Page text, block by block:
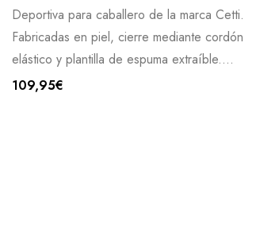
Deportiva para caballero de la marca Cetti.
Fabricadas en piel, cierre mediante cordón
elástico y plantilla de espuma extraíble....
109,95€